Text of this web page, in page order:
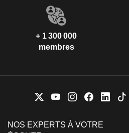
+ 1 300 000
membres
NOS EXPERTS À VOTRE